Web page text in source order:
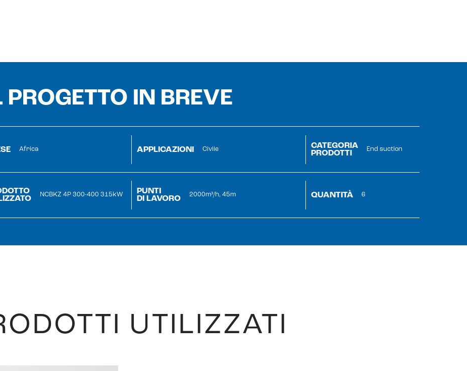
PROGETTO IN BREVE
Africa APPLICAZIONI Civile
CATEGORIA
PRODOTTI
End suction
NCBKZ 4P 300-400 315kW
PUNTI
DI LAVORO
2000m³/h, 45m QUANTITÀ 6
UTILIZZATI